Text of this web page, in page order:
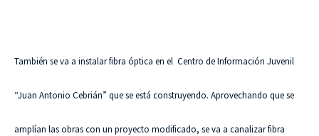
También se va a instalar fibra óptica en el Centro de Información Juvenil
“Juan Antonio Cebrián” que se está construyendo. Aprovechando que se
amplían las obras con un proyecto modificado, se va a canalizar fibra